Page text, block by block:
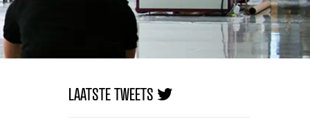
LAATSTE TWEETS